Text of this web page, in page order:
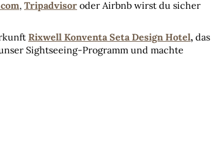
, Tripadvisor oder Airbnb wirst du sicher
Rixwell Konventa Seta Design Hotel, das
Sightseeing-Programm und machte